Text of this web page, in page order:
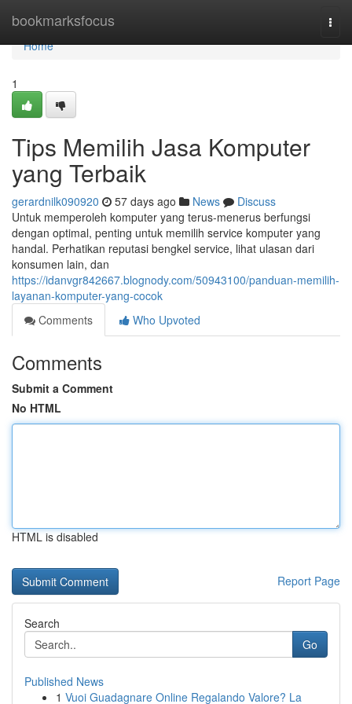
bookmarksfocus
Home
Home
1
Tips Memilih Jasa Komputer
yang Terbaik
gerardnilk090920 57 days ago News
Discuss
Untuk memperoleh komputer yang terus-menerus berfungsi
dengan optimal, penting untuk memilih service komputer yang
handal. Perhatikan reputasi bengkel service, lihat ulasan dari
konsumen lain, dan
https://idanvgr842667.blognody.com/50943100/panduan-memilih-
layanan-komputer-yang-cocok
Comments
Who Upvoted
Comments
Submit a Comment
No HTML
HTML is disabled
Report Page
Search
Go
Published News
1 Vuoi Guadagnare Online Regalando Valore? La